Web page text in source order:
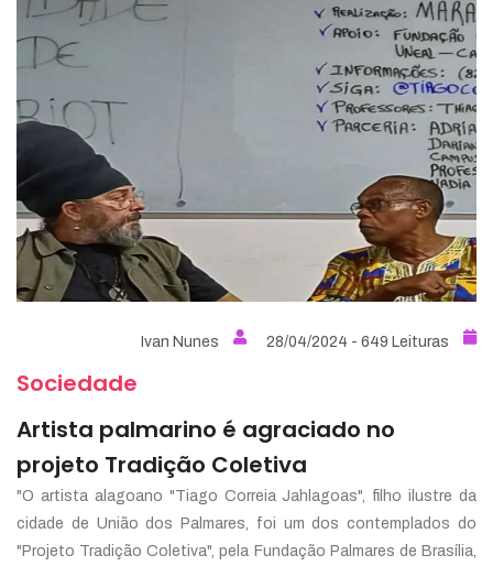
Ivan Nunes 28/04/2024 - 649 Leituras
Sociedade
Artista palmarino é agraciado no
projeto Tradição Coletiva
"O artista alagoano "Tiago Correia Jahlagoas", filho ilustre da
cidade de União dos Palmares, foi um dos contemplados do
"Projeto Tradição Coletiva", pela Fundação Palmares de Brasília,